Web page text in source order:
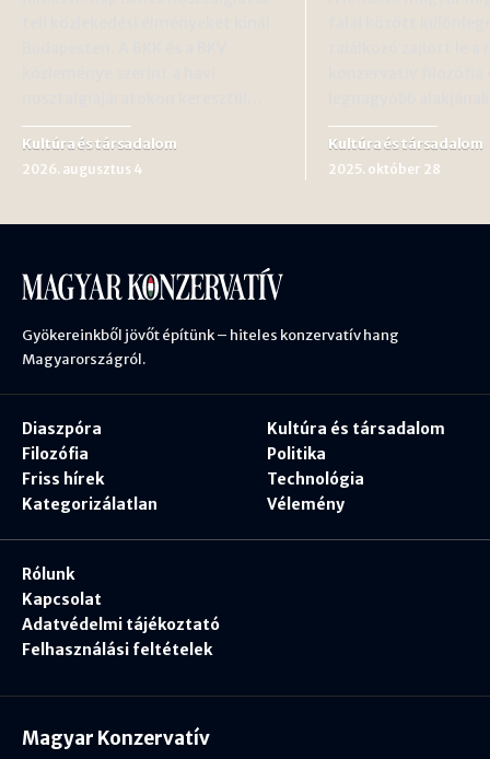
Kultúra és társadalom
2026. augusztus 4
Kultúra és társadalom
2025. október 28
Gyökereinkből jövőt építünk – hiteles konzervatív hang
Magyarországról.
Diaszpóra
Filozófia
Friss hírek
Kategorizálatlan
Kultúra és társadalom
Politika
Technológia
Vélemény
Rólunk
Kapcsolat
Adatvédelmi tájékoztató
Felhasználási feltételek
Magyar Konzervatív